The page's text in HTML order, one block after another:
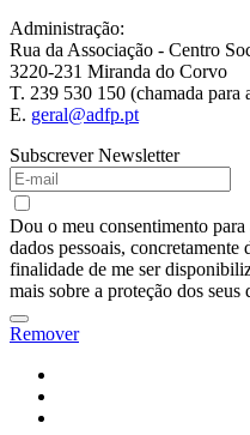
Administração:
Rua da Associação - Centro
3220-231 Miranda do Corvo
T. 239 530 150 (chamada para
E. geral@adfp.pt
Subscrever Newsletter
Dou o meu consentimento
dados pessoais,
finalidade de me ser
mais sobre a proteção dos seus
Remover